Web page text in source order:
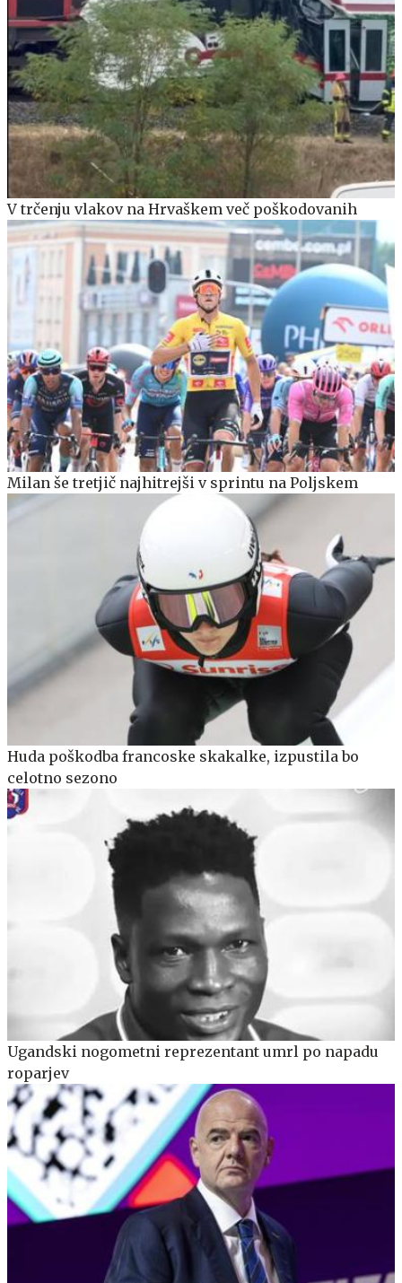
V trčenju vlakov na Hrvaškem več poškodovanih
Milan še tretjič najhitrejši v sprintu na Poljskem
Huda poškodba francoske skakalke, izpustila bo
celotno sezono
Ugandski nogometni reprezentant umrl po napadu
roparjev